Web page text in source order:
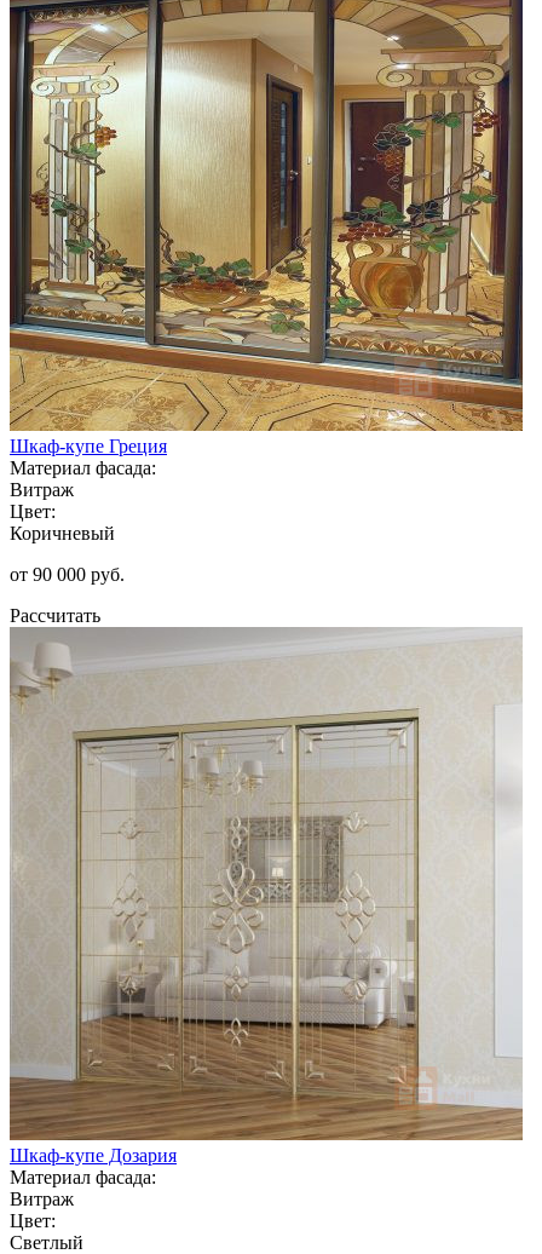
Шкаф-купе Греция
Материал фасада:
Витраж
Цвет:
Коричневый
от 90 000 руб.
Рассчитать
Шкаф-купе Дозария
Материал фасада:
Витраж
Цвет:
Светлый